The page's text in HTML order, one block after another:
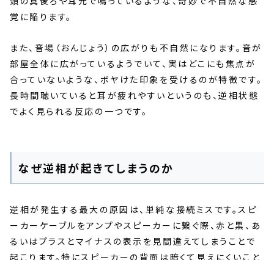
覚に陥ります。
また、音場（おんじょう）の広がりも不自然になります。音が
部屋全体に広がっているようでいて、実はどこにも焦点が
合っていないような、ボヤけた印象を受けるのが特徴です。
長時間聴いていると耳が疲れやすいというのも、逆相状態
でよく見られる反応の一つです。
なぜ逆相が起きてしまうのか
逆相が発生する最大の原因は、単純な接続ミスです。スピ
ーカーケーブルをアンプやスピーカーに繋ぐ際、赤と黒、あ
るいはプラスとマイナスの表示を見間違えてしまうことで
起こります。特にスピーカーの背面は暗くて見えにくいこと